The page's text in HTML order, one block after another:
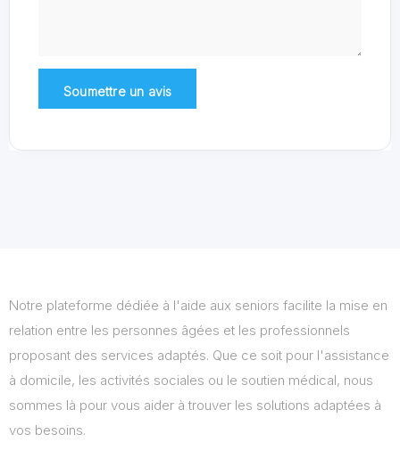
Notre plateforme dédiée à l'aide aux seniors facilite la mise en
relation entre les personnes âgées et les professionnels
proposant des services adaptés. Que ce soit pour l'assistance
à domicile, les activités sociales ou le soutien médical, nous
sommes là pour vous aider à trouver les solutions adaptées à
vos besoins.